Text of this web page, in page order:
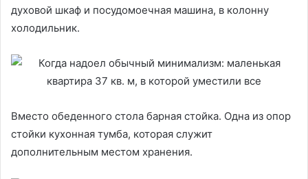
духовой шкаф и посудомоечная машина, в колонну
холодильник.
Вместо обеденного стола барная стойка. Одна из опор
стойки кухонная тумба, которая служит
дополнительным местом хранения.